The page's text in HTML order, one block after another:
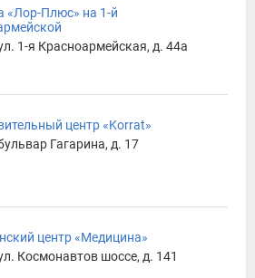
«Лор-Плюс» на 1-й
1-я Красноармейская, д. 44а
центр «Korrаt»
Гагарина, д. 17
центр «Медицина»
Космонавтов шоссе, д. 141